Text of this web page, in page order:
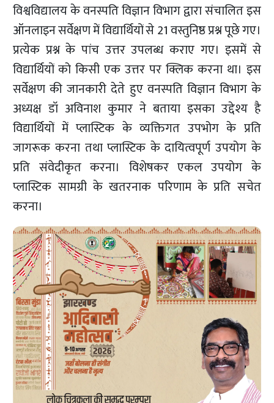
विश्वविद्यालय के वनस्पति विज्ञान विभाग द्वारा संचालित इस
ऑनलाइन सर्वेक्षण में विद्यार्थियों से 21 वस्तुनिष्ठ प्रश्न पूछे गए।
प्रत्येक प्रश्न के पांच उत्तर उपलब्ध कराए गए। इसमें से
विद्यार्थियों को किसी एक उत्तर पर क्लिक करना था। इस
सर्वेक्षण की जानकारी देते हुए वनस्पति विज्ञान विभाग के
अध्यक्ष डॉ अविनाश कुमार ने बताया इसका उद्देश्य है
विद्यार्थियों में प्लास्टिक के व्यक्तिगत उपभोग के प्रति
जागरूक करना तथा प्लास्टिक के दायित्वपूर्ण उपयोग के
प्रति संवेदीकृत करना। विशेषकर एकल उपयोग के
प्लास्टिक सामग्री के खतरनाक परिणाम के प्रति सचेत
करना।